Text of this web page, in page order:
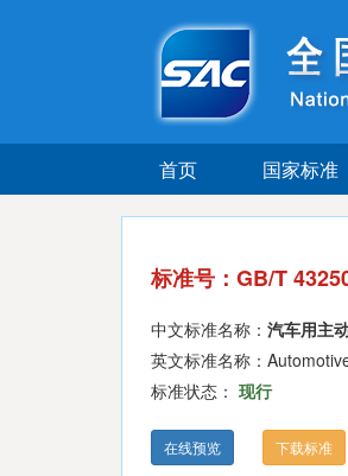
首页 国家标准
标准号：GB/T
中文标准名称： 汽车用主
英文标准名称：
标准状态： 现行
在线预览 下载标准